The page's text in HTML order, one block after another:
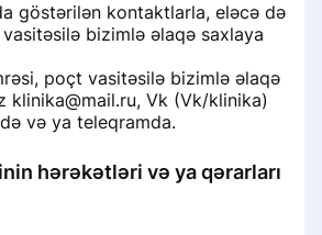
göstərilən kontaktlarla, eləcə də
bizimlə əlaqə saxlaya
poçt vasitəsilə bizimlə əlaqə
klinika@mail.ru, Vk (Vk/klinika)
və ya teleqramda.
hərəkətləri və ya qərarları